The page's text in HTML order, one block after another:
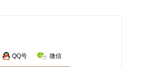
QQ号 微信